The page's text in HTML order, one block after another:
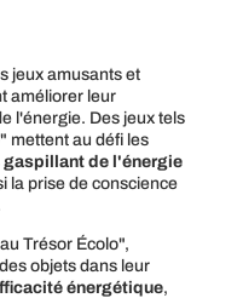
jeux amusants et
améliorer leur
l'énergie. Des jeux tels
mettent au défi les
de l'énergie
la prise de conscience
Trésor Écolo",
objets dans leur
énergétique,